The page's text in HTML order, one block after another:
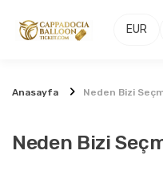
EUR
Anasayfa Neden Bizi
Neden Bizi